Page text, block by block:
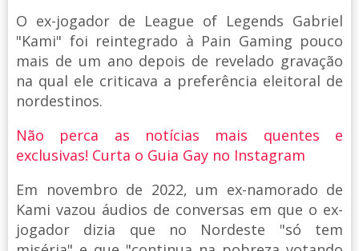
O ex-jogador de League of Legends Gabriel
"Kami" foi reintegrado à Pain Gaming pouco
mais de um ano depois de revelado gravação
na qual ele criticava a preferência eleitoral de
nordestinos.
Não perca as notícias mais quentes e
exclusivas! Curta o Guia Gay no Instagram
Em novembro de 2022, um ex-namorado de
Kami vazou áudios de conversas em que o ex-
jogador dizia que no Nordeste "só tem